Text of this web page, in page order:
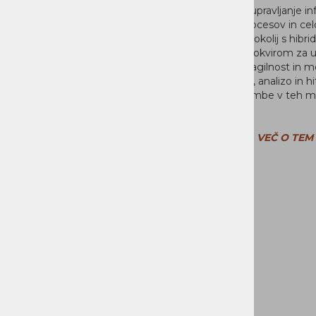
Izboljšajte upravljanje
aplikacij, procesov in
oblakovnih okolij s
multicloud okvirom za
zagotavlja agilnost in
zaznavanje, analizo in
na spremembe v teh
VEČ O TEM